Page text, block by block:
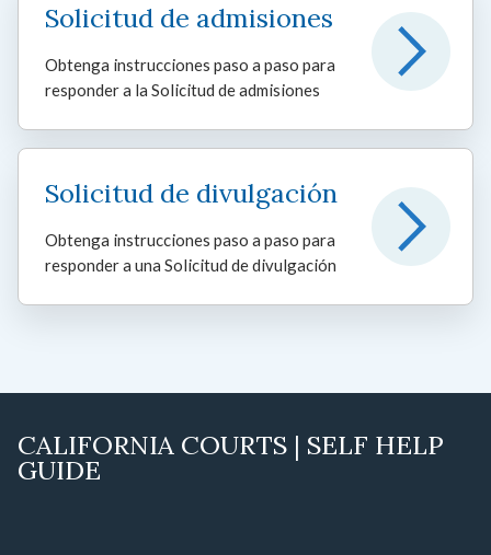
Solicitud de admisiones
Obtenga instrucciones paso a paso para
responder a la Solicitud de admisiones
Solicitud de divulgación
Obtenga instrucciones paso a paso para
responder a una Solicitud de divulgación
CALIFORNIA COURTS | SELF HELP
GUIDE